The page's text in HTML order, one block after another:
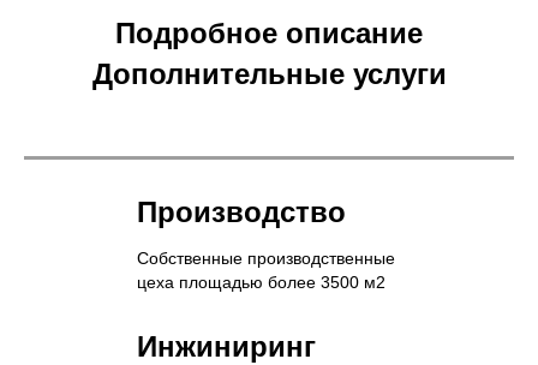
Подробное описание
Дополнительные услуги
Производство
Собственные производственные
цеха площадью более 3500 м2
Инжиниринг